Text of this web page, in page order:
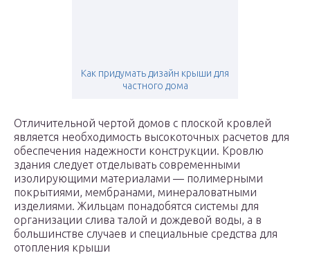
Как придумать дизайн крыши для
частного дома
Отличительной чертой домов с плоской кровлей
является необходимость высокоточных расчетов для
обеспечения надежности конструкции. Кровлю
здания следует отделывать современными
изолирующими материалами — полимерными
покрытиями, мембранами, минераловатными
изделиями. Жильцам понадобятся системы для
организации слива талой и дождевой воды, а в
большинстве случаев и специальные средства для
отопления крыши